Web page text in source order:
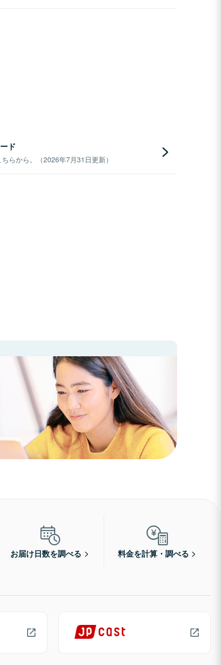
ド
らから。（2026年7月31日更新）
お届け日数を調べる 料金を計算・調べる